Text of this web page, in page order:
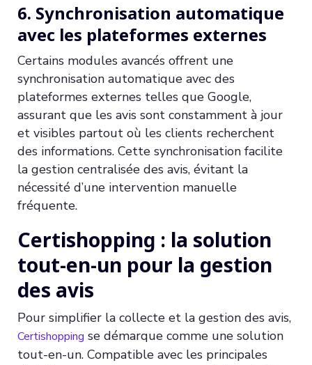
6. Synchronisation automatique
avec les plateformes externes
Certains modules avancés offrent une
synchronisation automatique avec des
plateformes externes telles que Google,
assurant que les avis sont constamment à jour
et visibles partout où les clients recherchent
des informations. Cette synchronisation facilite
la gestion centralisée des avis, évitant la
nécessité d’une intervention manuelle
fréquente.
Certishopping : la solution
tout-en-un pour la gestion
des avis
Pour simplifier la collecte et la gestion des avis,
Certishopping se démarque comme une solution
tout-en-un. Compatible avec les principales